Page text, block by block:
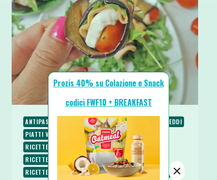
ANTIPASTI E STUZZICHINI CONTORNI
PIATTI FREDDI
PIATTI VELOCI
RICETTE
RICETTE LOW CARB
RICETTE PROTEICHE
RICETTE SALATE
RICETTE SENZA BURRO
RICETTE SENZA GLUTINE
RICETTE SENZA UOVA
SECONDI SPUNTINI E SNACKS
Prozis 40% su Colazione e Snack
codici FWF10 + BREAKFAST
×